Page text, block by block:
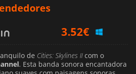
4.29€
4.38€
de Cities: Skylines IIcom o
. Esta banda sonora encantadora